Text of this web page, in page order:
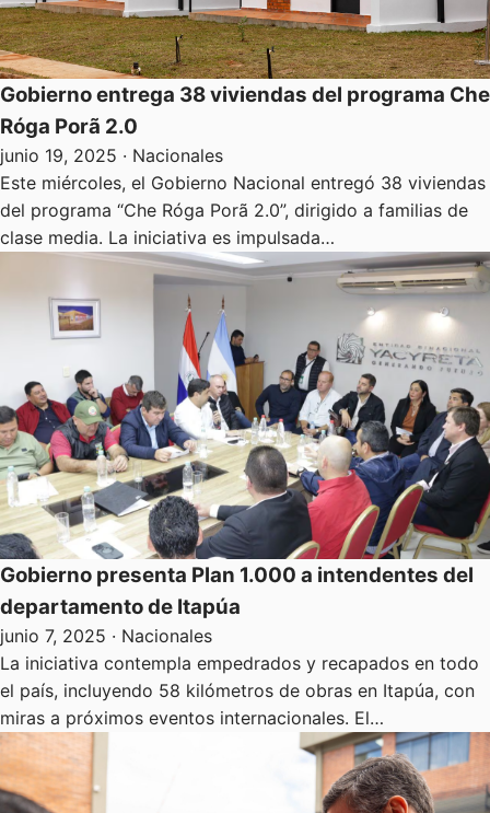
Gobierno entrega 38 viviendas del programa Che
Róga Porã 2.0
junio 19, 2025 · Nacionales
Este miércoles, el Gobierno Nacional entregó 38 viviendas
del programa “Che Róga Porã 2.0”, dirigido a familias de
clase media. La iniciativa es impulsada…
Gobierno presenta Plan 1.000 a intendentes del
departamento de Itapúa
junio 7, 2025 · Nacionales
La iniciativa contempla empedrados y recapados en todo
el país, incluyendo 58 kilómetros de obras en Itapúa, con
miras a próximos eventos internacionales. El…